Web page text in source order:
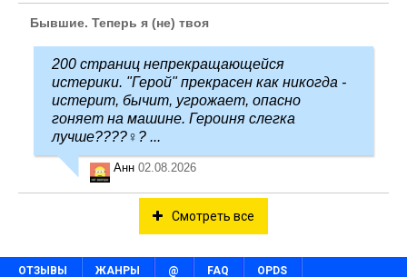
Бывшие. Теперь я (не) твоя
200 страниц непрекращающейся
истерики. "Герой" прекрасен как никогда -
истерит, бычит, угрожает, опасно
гоняет на машине. Героиня слегка
лучше????‍♀️? ...
Анн 02.08.2026
Смотреть все
ОТЗЫВЫ ЖАНРЫ @ FAQ OPDS